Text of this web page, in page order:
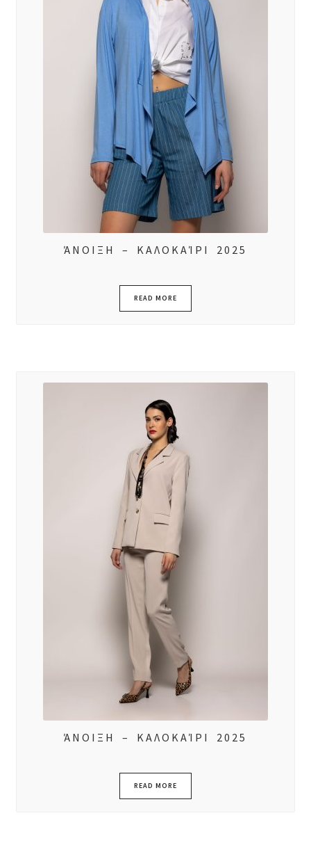
ΆΝΟΙΞΗ – ΚΑΛΟΚΑΊΡΙ 2025
READ MORE
ΆΝΟΙΞΗ – ΚΑΛΟΚΑΊΡΙ 2025
READ MORE